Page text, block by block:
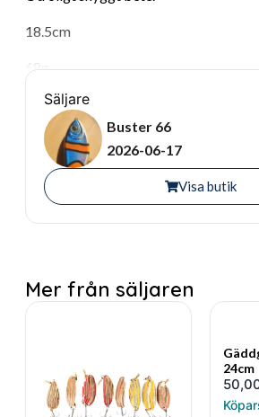
18.5cm
68g
Säljare
Buster 66
2026-06-17
Visa butik
Mer från säljaren
24cm